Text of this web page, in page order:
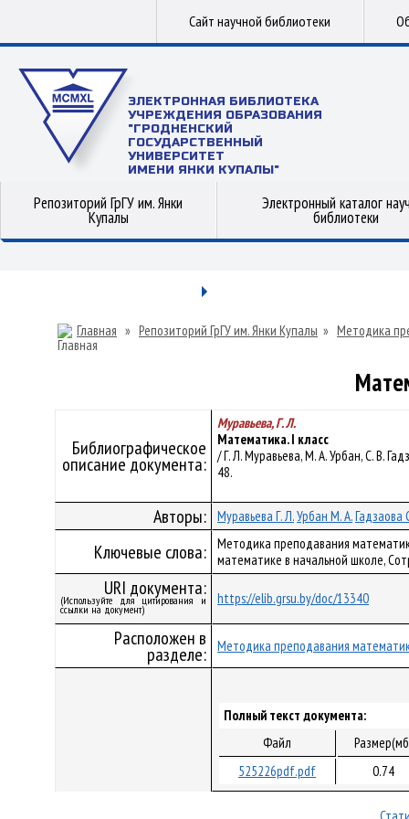
Сайт научной библиотеки
ЭЛЕКТРОННАЯ БИБЛИОТЕКА
УЧРЕЖДЕНИЯ ОБРАЗОВАНИЯ
"ГРОДНЕНСКИЙ
ГОСУДАРСТВЕННЫЙ
УНИВЕРСИТЕТ
ИМЕНИ ЯНКИ КУПАЛЫ"
Репозиторий ГрГУ им. Янки
Купалы
Электронный каталог
библиотеки
Главная » Репозиторий ГрГУ им. Янки Купалы » Методика
Библиографическое
описание документа:
Муравьева, Г. Л.
Математика. I класс
/ Г. Л. Муравьева, М. А. Урбан, С. В.
48.
Авторы: Муравьева Г. Л.Урбан М. А.Гадзаова
Ключевые слова:
Методика преподавания
математике в начальной школе,
URI документа:
(Используйте для цитирования и
ссылки на документ)
https://elib.grsu.by/doc/13340
Расположен в
разделе: Методика преподавания
Полный текст документа:
Файл
525226pdf.pdf
0.74